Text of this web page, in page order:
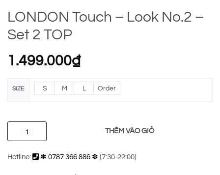
LONDON Touch – Look No.2 –
Set 2 TOP
1.499.000₫
SIZE S M L Order
THÊM VÀO GIỎ
Hotline: ✽ 0787 366 886 ✽ (7:30-22:00)